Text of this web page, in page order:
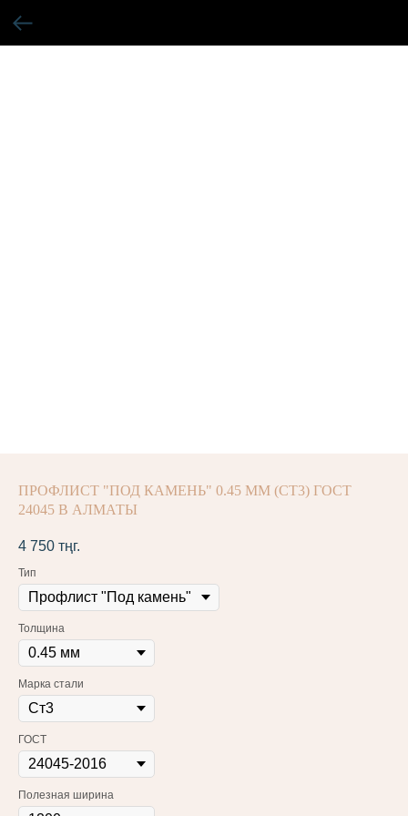
ПРОФЛИСТ "ПОД КАМЕНЬ" 0.45 ММ (СТ3) ГОСТ
24045 В АЛМАТЫ
4 750 тңг.
Тип
Толщина
Марка стали
ГОСТ
Полезная ширина